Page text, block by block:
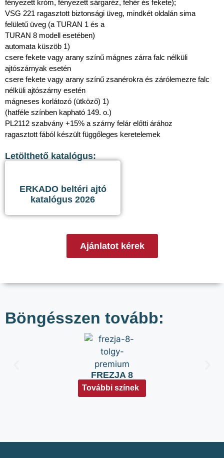
fényezett króm, fényezett sárgaréz, fehér és fekete);
VSG 221 ragasztott biztonsági üveg, mindkét oldalán sima
felületű üveg (a TURAN 1 és a
TURAN 8 modell esetében)
automata küszöb 1)
csere fekete vagy arany színű mágnes zárra falc nélküli
ajtószárnyak esetén
csere fekete vagy arany színű zsanérokra és zárólemezre falc
nélküli ajtószárny esetén
mágneses korlátozó (ütköző) 1)
(hatféle színben kapható 149. o.)
PL2112 szabvány +15% a szárny felár előtti árához
ragasztott fából készült függőleges keretelemek
Letölthető katalógus:
ERKADO beltéri ajtó
katalógus 2026
Ajánlatot kérek
Böngésszen tovább:
FREZJA 8
További színek